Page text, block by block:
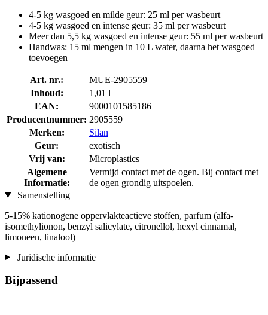
4-5 kg wasgoed en milde geur: 25 ml per wasbeurt
4-5 kg wasgoed en intense geur: 35 ml per wasbeurt
Meer dan 5,5 kg wasgoed en intense geur: 55 ml per wasbeurt
Handwas: 15 ml mengen in 10 L water, daarna het wasgoed
toevoegen
Art. nr.:
MUE-2905559
Inhoud:
1,01 l
EAN:
9000101585186
Producentnummer: 2905559
Merken:
Silan
Geur:
exotisch
Vrij van:
Microplastics
Algemene
Informatie:
Vermijd contact met de ogen. Bij contact met
de ogen grondig uitspoelen.
Samenstelling
5-15% kationogene oppervlakteactieve stoffen, parfum (alfa-
isomethylionon, benzyl salicylate, citronellol, hexyl cinnamal,
limoneen, linalool)
Juridische informatie
Bijpassend